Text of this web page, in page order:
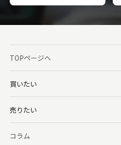
TOPページへ
買いたい
売りたい
コラム